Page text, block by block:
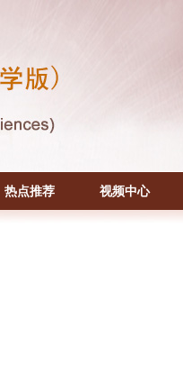
热点推荐 视频中心